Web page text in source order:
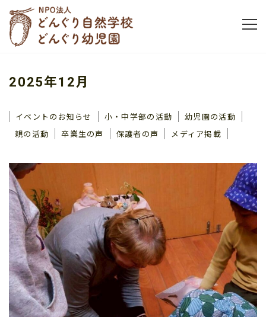
2025年12月
イベントのお知らせ 小・中学部の活動
幼児園の活動
親の活動
卒業生の声 保護者の声 メディア掲載